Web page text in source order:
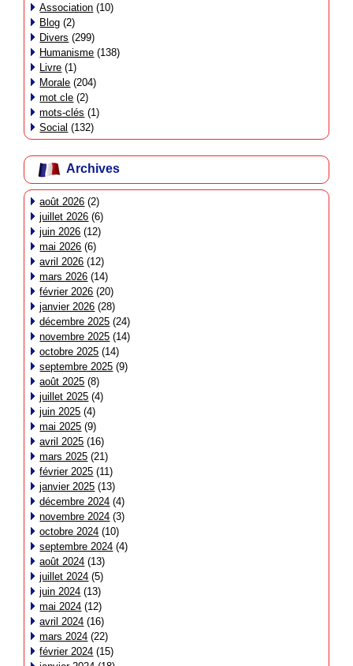
Association (10)
Blog (2)
Divers (299)
Humanisme (138)
Livre (1)
Morale (204)
mot cle (2)
mots-clés (1)
Social (132)
Archives
août 2026 (2)
juillet 2026 (6)
juin 2026 (12)
mai 2026 (6)
avril 2026 (12)
mars 2026 (14)
février 2026 (20)
janvier 2026 (28)
décembre 2025 (24)
novembre 2025 (14)
octobre 2025 (14)
septembre 2025 (9)
août 2025 (8)
juillet 2025 (4)
juin 2025 (4)
mai 2025 (9)
avril 2025 (16)
mars 2025 (21)
février 2025 (11)
janvier 2025 (13)
décembre 2024 (4)
novembre 2024 (3)
octobre 2024 (10)
septembre 2024 (4)
août 2024 (13)
juillet 2024 (5)
juin 2024 (13)
mai 2024 (12)
avril 2024 (16)
mars 2024 (22)
février 2024 (15)